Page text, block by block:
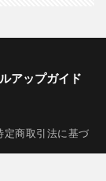
アップガイド
定商取引法に基づ